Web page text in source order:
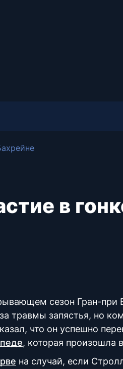
в
сезон Гран-при
травмы запястья, но
что он успешно
, которая произошла
на случай, если